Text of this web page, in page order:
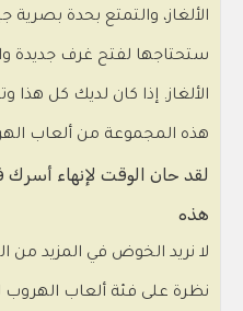
الألغاز، والتمتع بحدة بصرية
ستحتاجها لفتح غرف جديدة
الألغاز. إذا كان لديك كل هذا
هذه المجموعة من ألعاب
لقد حان الوقت لإنهاء أسرك
هذه
لا نريد الخوض في المزيد
نظرة على فئة ألعاب الهروب